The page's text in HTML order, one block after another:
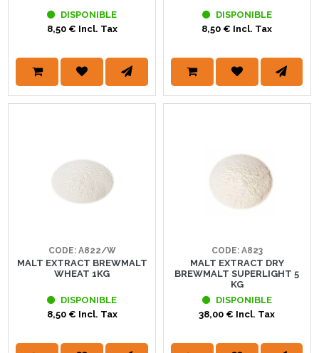
DISPONIBLE
8,50 € Incl. Tax
DISPONIBLE
8,50 € Incl. Tax
CODE: A822/W
MALT EXTRACT BREWMALT
WHEAT 1KG
DISPONIBLE
8,50 € Incl. Tax
CODE: A823
MALT EXTRACT DRY
BREWMALT SUPERLIGHT 5
KG
DISPONIBLE
38,00 € Incl. Tax